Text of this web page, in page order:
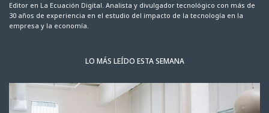
Editor en La Ecuación Digital. Analista y divulgador tecnológico con más de
30 años de experiencia en el estudio del impacto de la tecnología en la
empresa y la economía.
LO MÁS LEÍDO ESTA SEMANA